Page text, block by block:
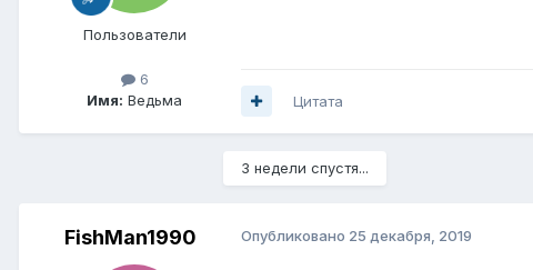
Пользователи
6
Имя: Ведьма Цитата
3 недели спустя...
FishMan1990 Опубликовано 25 декабря, 2019